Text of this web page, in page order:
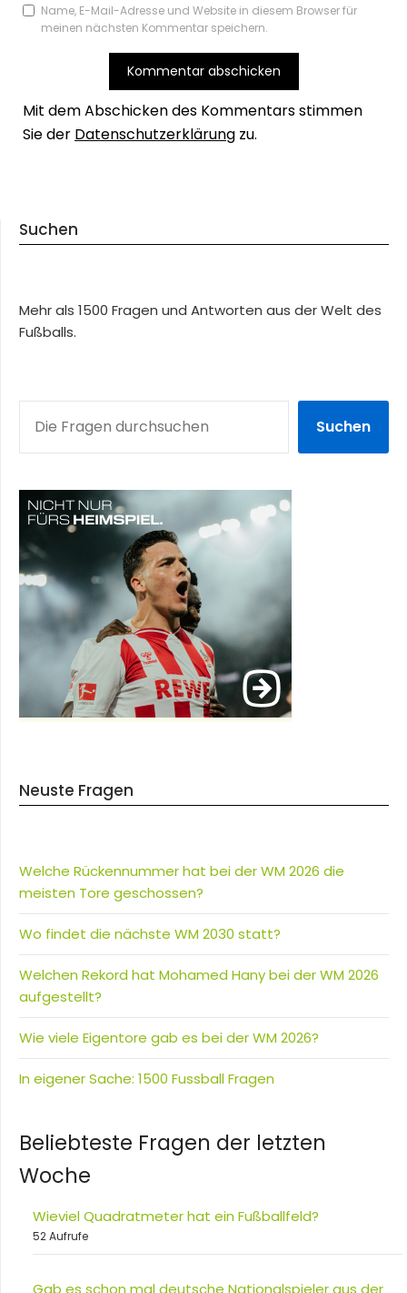
Name, E-Mail-Adresse und Website in diesem Browser für
meinen nächsten Kommentar speichern.
Mit dem Abschicken des Kommentars stimmen
Sie der Datenschutzerklärung zu.
Suchen
Mehr als 1500 Fragen und Antworten aus der Welt des
Fußballs.
Suchen
Neuste Fragen
Welche Rückennummer hat bei der WM 2026 die
meisten Tore geschossen?
Wo findet die nächste WM 2030 statt?
Welchen Rekord hat Mohamed Hany bei der WM 2026
aufgestellt?
Wie viele Eigentore gab es bei der WM 2026?
In eigener Sache: 1500 Fussball Fragen
Beliebteste Fragen der letzten
Woche
Wieviel Quadratmeter hat ein Fußballfeld?
52 Aufrufe